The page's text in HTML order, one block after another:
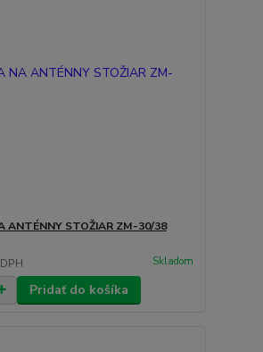
ANTÉNNY STOŽIAR ZM-30/38
Skladom
Pridať do košíka